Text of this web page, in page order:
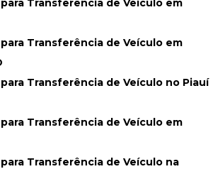
Transferência de Veículo em
Transferência de Veículo em
Transferência de Veículo no Piauí
Transferência de Veículo em
Transferência de Veículo na